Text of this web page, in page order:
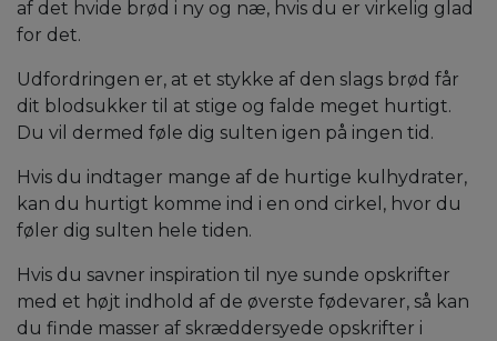
af det hvide brød i ny og næ, hvis du er virkelig glad
for det.
Udfordringen er, at et stykke af den slags brød får
dit blodsukker til at stige og falde meget hurtigt.
Du vil dermed føle dig sulten igen på ingen tid.
Hvis du indtager mange af de hurtige kulhydrater,
kan du hurtigt komme ind i en ond cirkel, hvor du
føler dig sulten hele tiden.
Hvis du savner inspiration til nye sunde opskrifter
med et højt indhold af de øverste fødevarer, så kan
du finde masser af skræddersyede opskrifter i